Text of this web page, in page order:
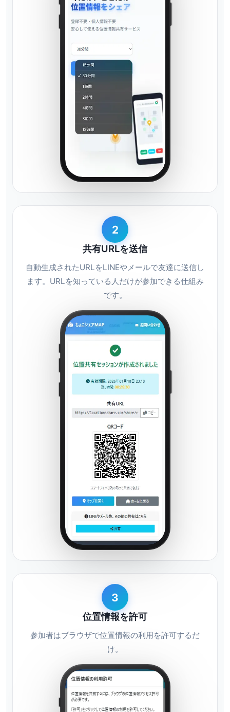
2
共有URLを送信
自動生成されたURLをLINEやメールで友達に送信し
ます。URLを知っている人だけが参加できる仕組み
です。
3
位置情報を許可
参加者はブラウザで位置情報の利用を許可するだ
け。